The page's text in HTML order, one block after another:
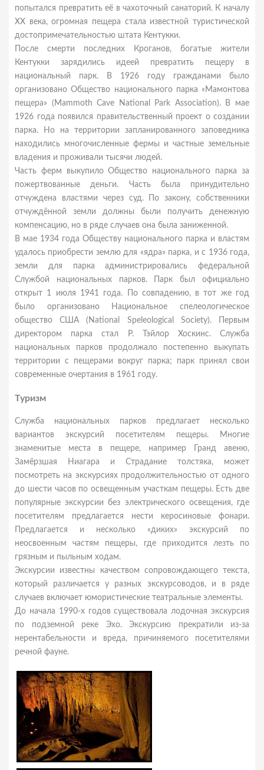
попытался превратить её в чахоточный санаторий. К началу
XX века, огромная пещера стала известной туристической
достопримечательностью штата Кентукки.
После смерти последних Кроганов, богатые жители
Кентукки зарядились идеей превратить пещеру в
национальный парк. В 1926 году гражданами было
организовано Общество национального парка «Мамонтова
пещера» (Mammoth Cave National Park Association). В мае
1926 года появился правительственный проект о создании
парка. Но на территории запланированного заповедника
находились многочисленные фермы и частные земельные
владения и проживали тысячи людей.
Часть ферм выкупило Общество национального парка за
пожертвованные деньги. Часть была принудительно
отчуждена властями через суд. По закону, собственники
отчуждённой земли должны были получить денежную
компенсацию, но в ряде случаев она была заниженной.
В мае 1934 года Обществу национального парка и властям
удалось приобрести землю для «ядра» парка, и с 1936 года,
земли для парка администрировались федеральной
Службой национальных парков. Парк был официально
открыт 1 июля 1941 года. По совпадению, в тот же год
было организовано Национальное спелеологическое
общество США (National Speleological Society). Первым
директором парка стал Р. Тэйлор Хоскинс. Служба
национальных парков продолжало постепенно выкупать
территории с пещерами вокруг парка; парк принял свои
современные очертания в 1961 году.
Туризм
Служба национальных парков предлагает несколько
вариантов экскурсий посетителям пещеры. Многие
знаменитые места в пещере, например Гранд авеню,
Замёрзшая Ниагара и Страдание толстяка, может
посмотреть на экскурсиях продолжительностью от одного
до шести часов по освещенным участкам пещеры. Есть две
популярные экскурсии без электрического освещения, где
посетителям предлагается нести керосиновые фонари.
Предлагается и несколько «диких» экскурсий по
неосвоенным частям пещеры, где приходится лезть по
грязным и пыльным ходам.
Экскурсии известны качеством сопровождающего текста,
который различается у разных экскурсоводов, и в ряде
случаев включает юмористические театральные элементы.
До начала 1990-х годов существовала лодочная экскурсия
по подземной реке Эхо. Экскурсию прекратили из-за
нерентабельности и вреда, причиняемого посетителями
речной фауне.